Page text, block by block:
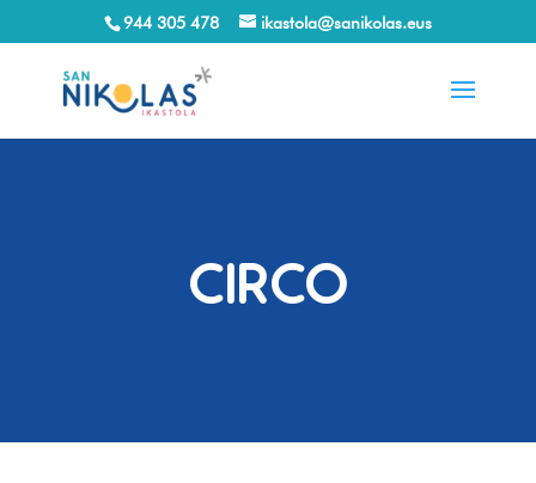
944 305 478 ikastola@sanikolas.eus
CIRCO